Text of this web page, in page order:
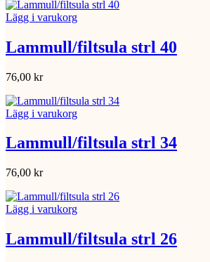
Lägg i varukorg
Lammull/filtsula strl 40
76,00 kr
Lägg i varukorg
Lammull/filtsula strl 34
76,00 kr
Lägg i varukorg
Lammull/filtsula strl 26